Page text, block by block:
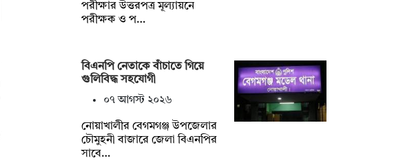
পরীক্ষার উত্তরপত্র মূল্যায়নে
পরীক্ষক ও প…
বিএনপি নেতাকে বাঁচাতে গিয়ে
গুলিবিদ্ধ সহযোগী
০৭ আগস্ট ২০২৬
নোয়াখালীর বেগমগঞ্জ উপজেলার
চৌমুহনী বাজারে জেলা বিএনপির
সাবে…